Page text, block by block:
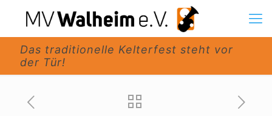
Das traditionelle Kelterfest steht vor
der Tür!